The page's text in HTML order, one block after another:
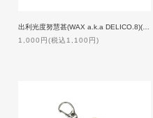
1,000円(税込1,100円)